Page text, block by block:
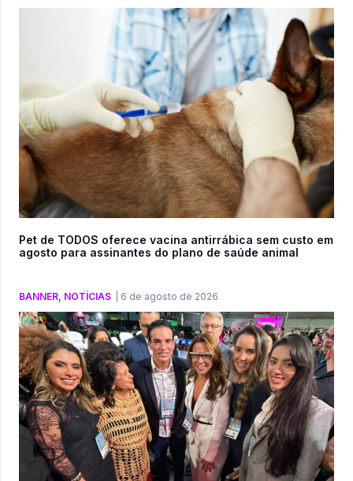
Pet de TODOS oferece vacina antirrábica sem custo em
agosto para assinantes do plano de saúde animal
BANNER NOTÍCIAS 6 de agosto de 2026